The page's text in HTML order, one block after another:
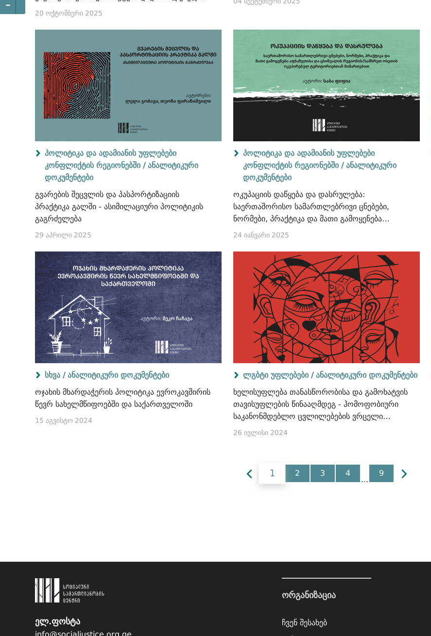
-
ორ რეგიონში - სამცხე-ჯავახეთსა და ქვემო
20 ოქტომბერი 2025
პოლიტიკა და ადამიანის უფლებები
კონფლიქტის რეგიონებში / ანალიტიკური
დოკუმენტები
გვარების შეცვლის და პასპორტიზაციის
პრაქტიკა გალში - ასიმილაციური პოლიტიკის
გაგრძელება
29 აპრილი 2025
პოლიტიკა და ადამიანის უფლებები
კონფლიქტის რეგიონებში / ანალიტიკური
დოკუმენტები
ოკუპაციის დაწყება და დასრულება:
საერთაშორისო სამართლებრივი ცნებები,
ნორმები, პრაქტიკა და მათი გამოყენება
აფხაზეთისა და ცხინვალის რეგიონის/სამხრეთ
მიმართებით
24 იანვარი 2025
სხვა / ანალიტიკური დოკუმენტები
ოჯახის მხარდაჭერის პოლიტიკა ევროკავშირის
წევრ სახელმწიფოებში და საქართველოში
15 აგვისტო 2024
ლგბტი უფლებები / ანალიტიკური დოკუმენტები
ხელისუფლება თანასწორობისა და გამოხატვის
თავისუფლების წინააღმდეგ - ჰომოფობიური
საკანონმდებლო ცვლილებების ვრცელი
სამართლებრივი ანალიზი
26 ივლისი 2024
1 2 3 4
...
9
ელ.ფოსტა
info@socialjustice.org.ge
ორგანიზაცია
ჩვენ შესახებ